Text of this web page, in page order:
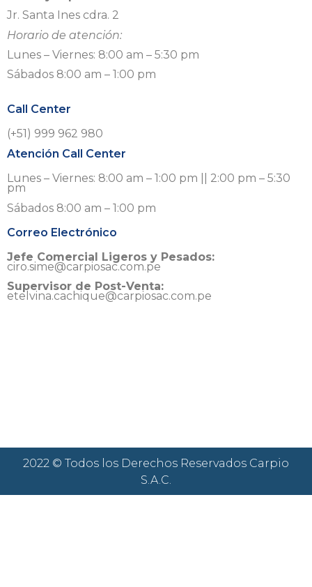
Jr. Santa Ines cdra. 2
Horario de atención:
Lunes – Viernes: 8:00 am – 5:30 pm
Sábados 8:00 am – 1:00 pm
Call Center
(+51) 999 962 980
Atención Call Center
Lunes – Viernes: 8:00 am – 1:00 pm || 2:00 pm – 5:30
pm
Sábados 8:00 am – 1:00 pm
Correo Electrónico
Jefe Comercial Ligeros y Pesados:
ciro.sime@carpiosac.com.pe
Supervisor de Post-Venta:
etelvina.cachique@carpiosac.com.pe
2022 © Todos los Derechos Reservados Carpio
S.A.C.